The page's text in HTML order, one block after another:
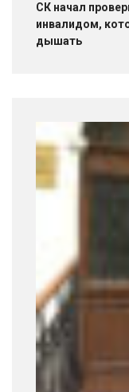
СК начал
инвалидом,
дышать